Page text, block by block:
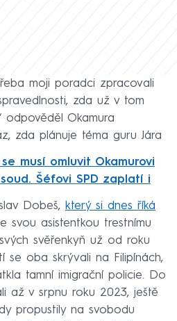
moji poradci zpracovali
zda už v tom
odpověděl Okamura
zda plánuje téma guru Jára
se musí omluvit Okamurovi
Šéfovi SPD zaplatí i
Dobeš, který si dnes říká
svou asistentkou trestnímu
svěřenkyň už od roku
se oba skrývali na Filipínách,
tamní imigrační policie. Do
až v srpnu roku 2023, ještě
propustily na svobodu